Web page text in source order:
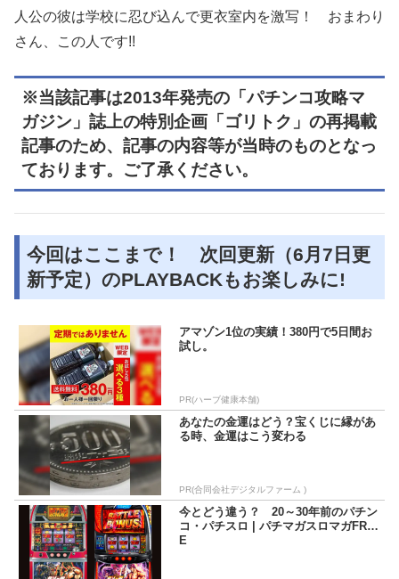
人公の彼は学校に忍び込んで更衣室内を激写！ おまわり
さん、この人です!!
※当該記事は2013年発売の「パチンコ攻略マ
ガジン」誌上の特別企画「ゴリトク」の再掲載
記事のため、記事の内容等が当時のものとなっ
ております。ご了承ください。
今回はここまで！ 次回更新（6月7日更
新予定）のPLAYBACKもお楽しみに!
アマゾン1位の実績！380円で5日間お
試し。
PR(ハーブ健康本舗)
あなたの金運はどう？宝くじに縁があ
る時、金運はこう変わる
PR(合同会社デジタルファーム )
今とどう違う？ 20～30年前のパチン
コ・パチスロ | パチマガスロマガFRE
E